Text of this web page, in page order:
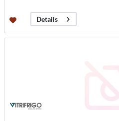
Details